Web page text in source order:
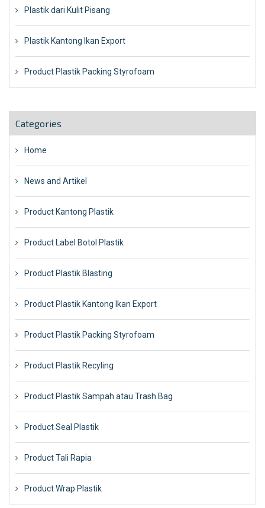
Plastik dari Kulit Pisang
Plastik Kantong Ikan Export
Product Plastik Packing Styrofoam
Categories
Home
News and Artikel
Product Kantong Plastik
Product Label Botol Plastik
Product Plastik Blasting
Product Plastik Kantong Ikan Export
Product Plastik Packing Styrofoam
Product Plastik Recyling
Product Plastik Sampah atau Trash Bag
Product Seal Plastik
Product Tali Rapia
Product Wrap Plastik